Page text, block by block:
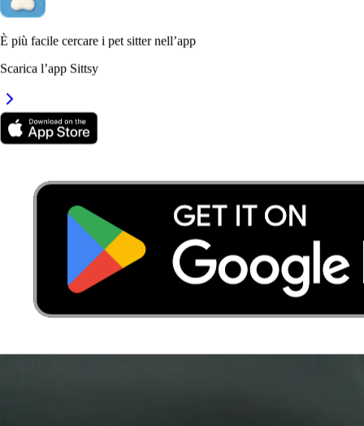
È più facile cercare i pet sitter nell’app
Scarica l’app Sittsy